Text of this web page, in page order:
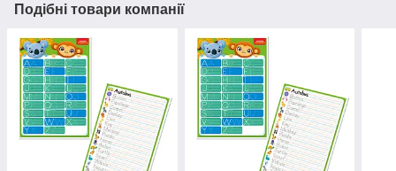
Подібні товари компанії